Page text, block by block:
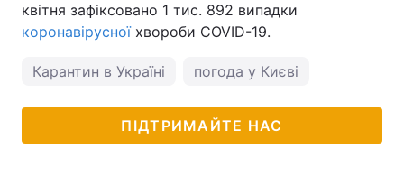
квітня зафіксовано 1 тис. 892 випадки
коронавірусноїхвороби COVID-19.
Карантин в Україні погода у Києві
ПІДТРИМАЙТЕ НАС